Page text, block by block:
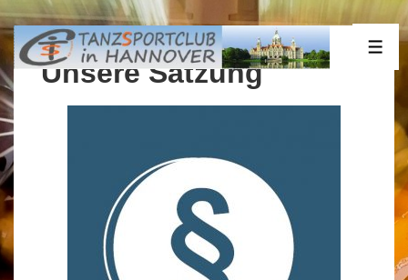
↓
Zum
Inhalt
Unsere Satzung